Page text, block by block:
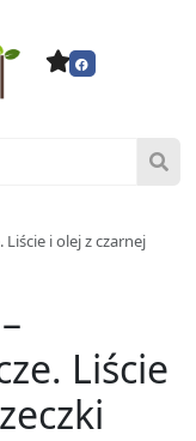
Liście i olej z czarnej
Liście